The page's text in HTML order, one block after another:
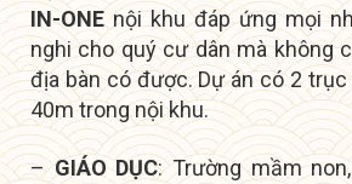
IN-ONE nội khu đáp ứng mọi
nghi cho quý cư dân mà không
địa bàn có được. Dự án có 2
40m trong nội khu.
– GIÁO DỤC: Trường mầm